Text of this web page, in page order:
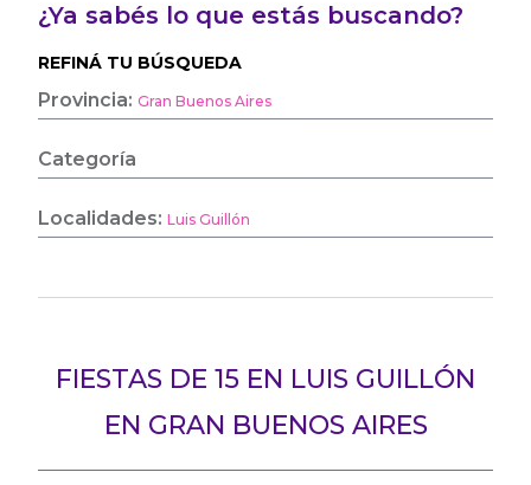
¿Ya sabés lo que estás buscando?
REFINÁ TU BÚSQUEDA
Provincia:Gran Buenos Aires
Categoría
Localidades:Luis Guillón
FIESTAS DE 15 EN LUIS GUILLÓN
EN GRAN BUENOS AIRES